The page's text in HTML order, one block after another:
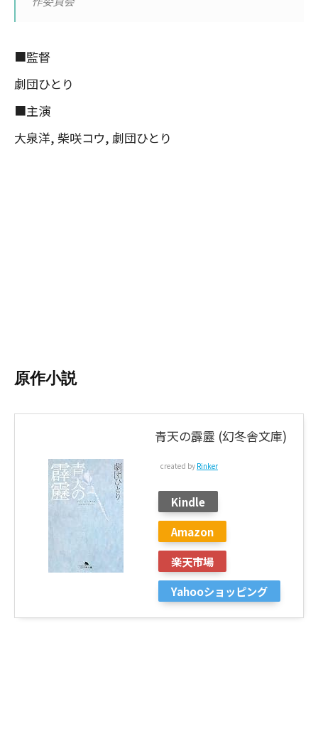
■監督
劇団ひとり
■主演
大泉洋, 柴咲コウ, 劇団ひとり
原作小説
青天の霹靂 (幻冬舎文庫)
created by Rinker
Kindle
Amazon
楽天市場
Yahooショッピング